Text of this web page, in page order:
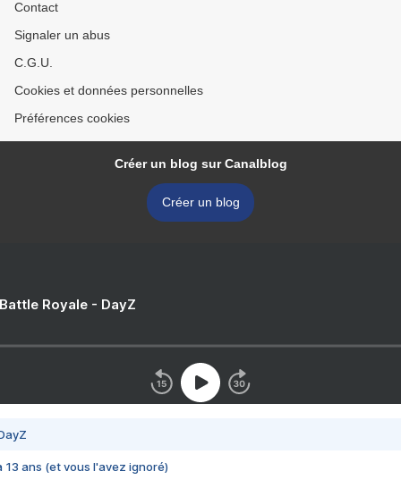
Contact
Signaler un abus
C.G.U.
Cookies et données personnelles
Préférences cookies
Créer un blog sur Canalblog
Créer un blog
Royale - DayZ
13 ans (et vous l'avez ignoré)